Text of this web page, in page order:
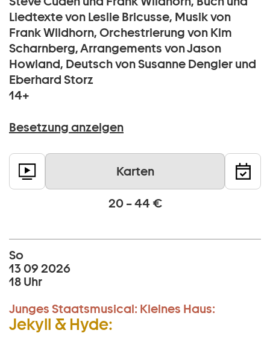
Liedtexte von Leslie Bricusse, Musik von
Frank Wildhorn, Orchestrierung von Kim
Scharnberg, Arrangements von Jason
Howland, Deutsch von Susanne Dengler und
Eberhard Storz
14+
Besetzung anzeigen
Karten
20 – 44 €
So
13 09 2026
18 Uhr
Junges Staatsmusical: Kleines Haus:
Jekyll & Hyde: